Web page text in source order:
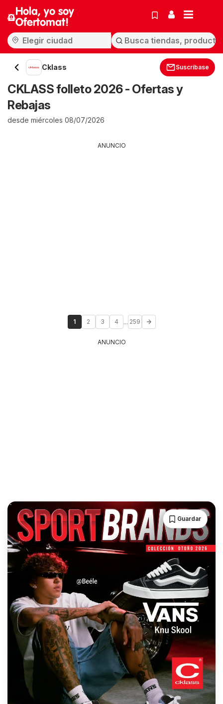
Hola, yo soy
Ofertomat!
Cklass Suscríbase
CKLASS folleto 2026 - Ofertas y
Rebajas
desde miércoles 08/07/2026
ANUNCIO
1 2 3 4 ... 259
ANUNCIO
Guardar